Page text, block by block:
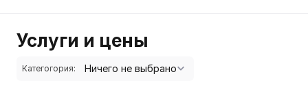
Услуги и цены
Категогория: